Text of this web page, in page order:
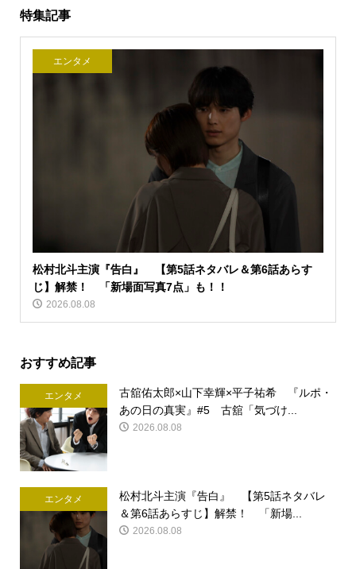
特集記事
エンタメ
松村北斗主演『告白』 【第5話ネタバレ＆第6話あらす
じ】解禁！ 「新場面写真7点」も！！
2026.08.08
おすすめ記事
エンタメ
古舘佑太郎×山下幸輝×平子祐希 『ルポ・
あの日の真実』#5 古舘「気づけ...
2026.08.08
エンタメ
松村北斗主演『告白』 【第5話ネタバレ
＆第6話あらすじ】解禁！ 「新場...
2026.08.08